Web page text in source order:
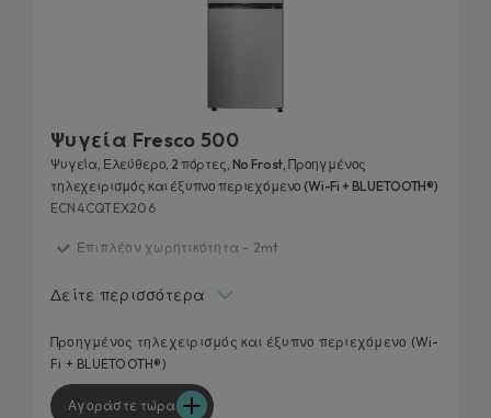
Ψυγεία Fresco 500
Ψυγεία, Ελεύθερο, 2 πόρτες, No Frost, Προηγμένος
τηλεχειρισμός και έξυπνο περιεχόμενο (Wi-Fi + BLUETOOTH®)
ECN4CQTEX206
Επιπλέον χωρητικότητα - 2mt
Ζώνη Fresh 0°C
Προσαρμόσιμος Χώρος Υγρασίας
Panorama Light
Δείτε περισσότερα
Προηγμένος τηλεχειρισμός και έξυπνο περιεχόμενο (Wi-
Fi + BLUETOOTH®)
Αγοράστε τώρα